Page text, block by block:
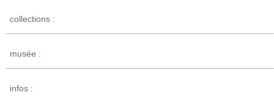
collections :
musée :
infos :